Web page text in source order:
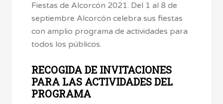
Fiestas de Alcorcón 2021. Del 1 al 8 de
septiembre Alcorcón celebra sus fiestas
con amplio programa de actividades para
todos los públicos.
RECOGIDA DE INVITACIONES
PARA LAS ACTIVIDADES DEL
PROGRAMA